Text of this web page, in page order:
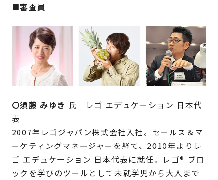
■審査員
〇須藤 みゆき 氏 レゴ エデュケーション 日本代
表
2007年レゴジャパン株式会社入社。セールス＆マ
ーケティングマネージャーを経て、2010年よりレ
ゴ エデュケーション 日本代表に就任。レゴ® ブロ
ックを学びのツールとして未就学児から大人まで